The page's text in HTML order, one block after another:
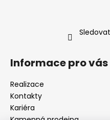
Informace pro vás
Realizace
Kontakty
Kariéra